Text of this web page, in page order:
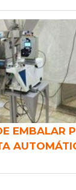
EMBALAR